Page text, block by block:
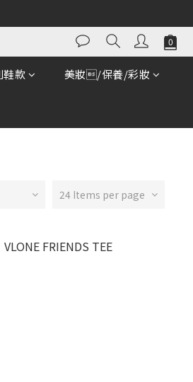
鞋款 美妝/保養/彩妝
24 Items per page